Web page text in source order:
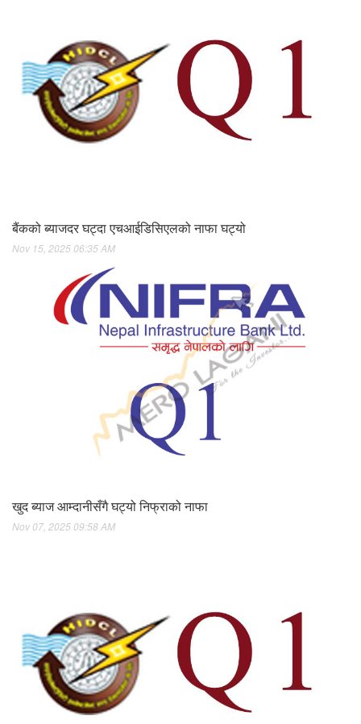
बैंकको ब्याजदर घट्दा एचआईडिसिएलको नाफा घट्यो
Nov 15, 2025 06:35 AM
खुद ब्याज आम्दानीसँगै घट्यो निफ्राको नाफा
Nov 07, 2025 09:58 AM